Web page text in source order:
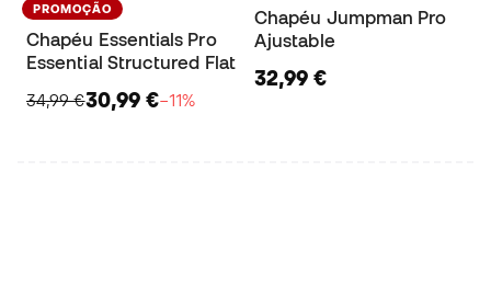
PROMOÇÃO
Chapéu Essentials Pro
Essential Structured Flat
34,99 €30,99 €−11%
Chapéu Jumpman Pro
Ajustable
32,99 €